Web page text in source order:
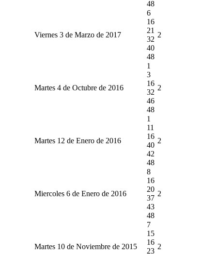
48
Viernes 3 de Marzo de 2017
6
16
21
32
40
48
2
Martes 4 de Octubre de 2016
1
3
16
32
46
48
2
Martes 12 de Enero de 2016
1
11
16
40
42
48
2
Miercoles 6 de Enero de 2016
8
16
20
37
43
48
2
Martes 10 de Noviembre de 2015
7
15
16
23
2